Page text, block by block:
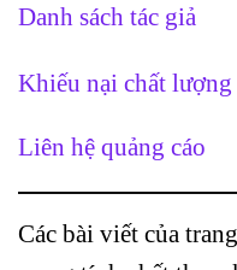
Danh sách tác giả
Khiếu nại chất
Liên hệ quảng cáo
Các bài viết của